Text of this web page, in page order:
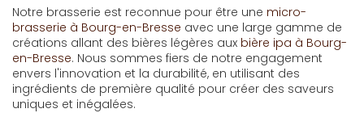
Notre brasserie est reconnue pour être une micro-
brasserie à Bourg-en-Bresse avec une large gamme de
créations allant des bières légères aux bière ipa à Bourg-
en-Bresse. Nous sommes fiers de notre engagement
envers l'innovation et la durabilité, en utilisant des
ingrédients de première qualité pour créer des saveurs
uniques et inégalées.